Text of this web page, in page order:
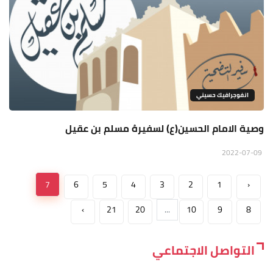
انفوجرافيك حسيني
وصية الامام الحسين(ع) لسفيرهُ مسلم بن عقيل
‹
1
2
3
4
5
6
7
8
9
10
...
20
21
›
التواصل الاجتماعي